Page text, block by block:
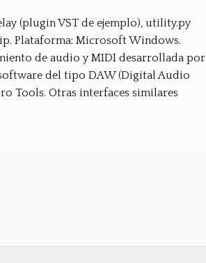
(plugin VST de ejemplo), utility.py
Plataforma: Microsoft Windows.
de audio y MIDI desarrollada por
del tipo DAW (Digital Audio
Tools. Otras interfaces similares